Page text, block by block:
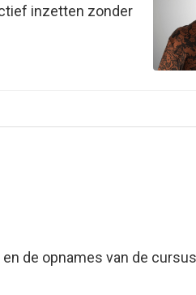
inzetten zonder
de opnames van de